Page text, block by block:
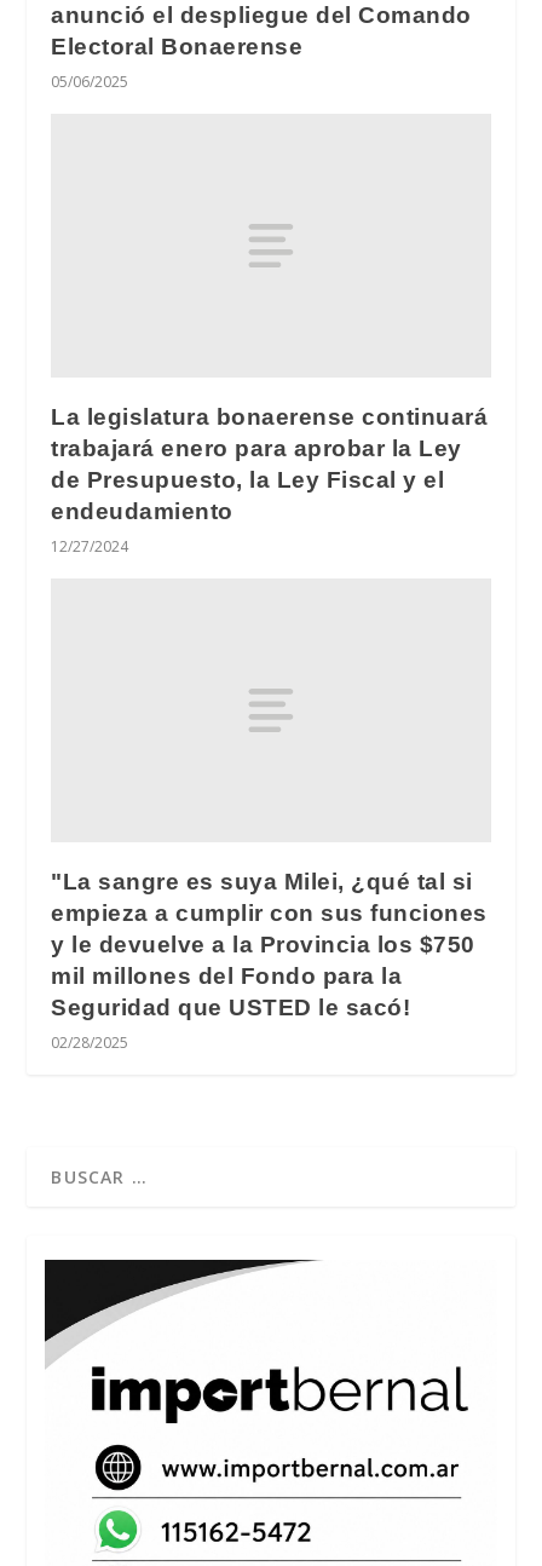
anunció el despliegue del Comando
Electoral Bonaerense
05/06/2025
La legislatura bonaerense continuará
trabajará enero para aprobar la Ley
de Presupuesto, la Ley Fiscal y el
endeudamiento
12/27/2024
"La sangre es suya Milei, ¿qué tal si
empieza a cumplir con sus funciones
y le devuelve a la Provincia los $750
mil millones del Fondo para la
Seguridad que USTED le sacó!
02/28/2025